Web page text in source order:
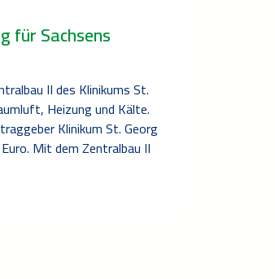
für Sachsens
II des Klinikums St.
Heizung und Kälte.
Klinikum St. Georg
Mit dem Zentralbau II